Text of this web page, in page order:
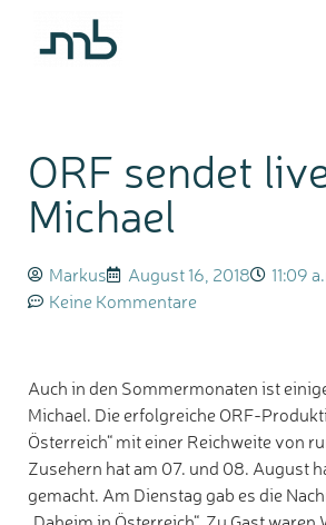
ORF sendet
Michael
Markus August 16, 2018
11:09
Keine Kommentare
Auch in den Sommermonaten ist
Michael. Die erfolgreiche ORF-
Österreich“ mit einer Reichweite von
Zusehern hat am 07. und 08. August
gemacht. Am Dienstag gab es die